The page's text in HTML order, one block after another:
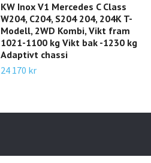
KW Inox V1 Mercedes C Class
W204, C204, S204 204, 204K T-
Modell, 2WD Kombi, Vikt fram
1021-1100 kg Vikt bak -1230 kg
Adaptivt chassi
24 170 kr